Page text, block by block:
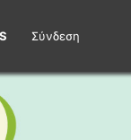
Σύνδεση